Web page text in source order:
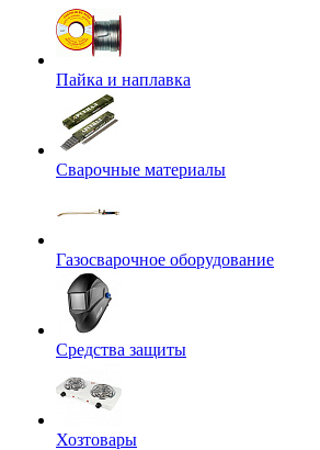
Пайка и наплавка
Сварочные материалы
Газосварочное оборудование
Средства защиты
Хозтовары